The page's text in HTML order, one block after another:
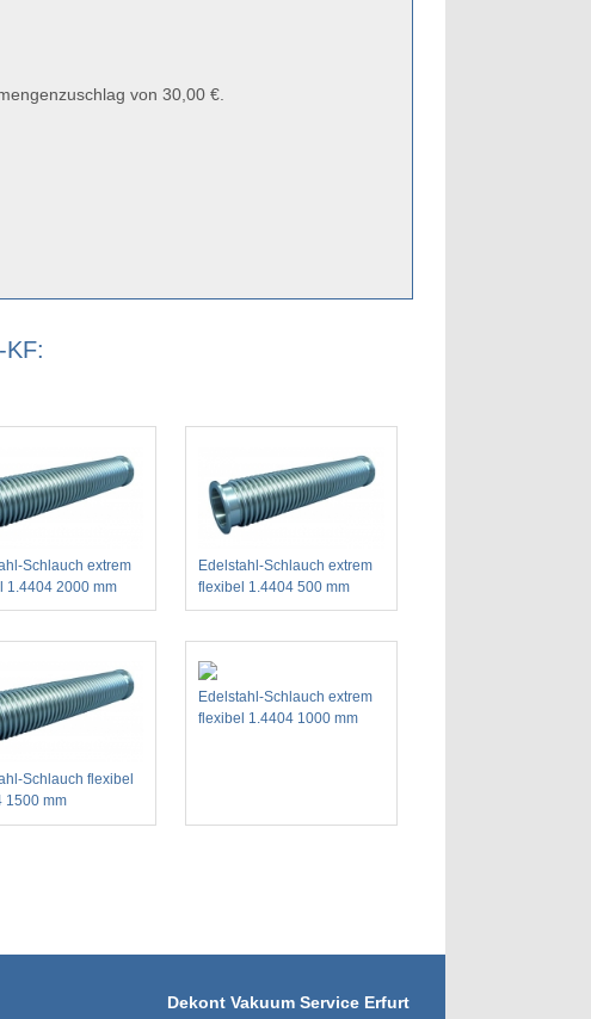
von 30,00 €.
Schlauch extrem
1.4404 2000 mm
Edelstahl-Schlauch extrem
flexibel 1.4404 500 mm
Schlauch flexibel
1500 mm
Edelstahl-Schlauch extrem
flexibel 1.4404 1000 mm
Dekont Vakuum Service Erfurt